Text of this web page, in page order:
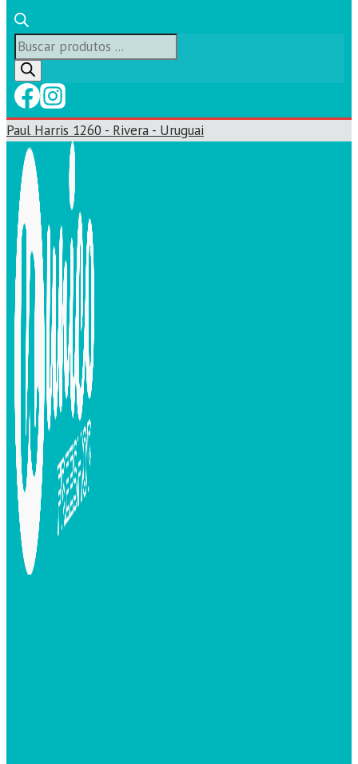
Búsqueda
de
productos
Paul Harris 1260 - Rivera - Uruguai